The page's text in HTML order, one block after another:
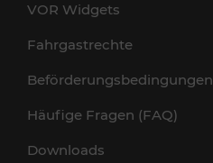
VOR Widgets
Fahrgastrechte
Beförderungsbedingungen
Häufige Fragen (FAQ)
Downloads